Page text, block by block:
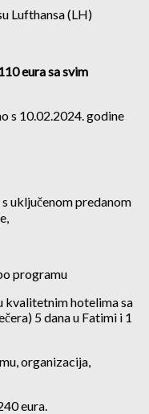
Lufthansa (LH)
eura sa svim
s 10.02.2024. godine
uključenom predanom
programu
kvalitetnim hotelima sa
5 dana u Fatimi i 1
organizacija,
eura.